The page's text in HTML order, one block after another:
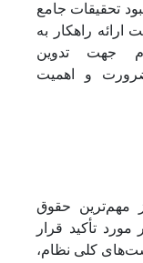
تحقیقات جامع
راهکار به
جهت تدوین
و اهمیت
مهم‌ترین حقوق
تأکید قرار
کلی نظام،